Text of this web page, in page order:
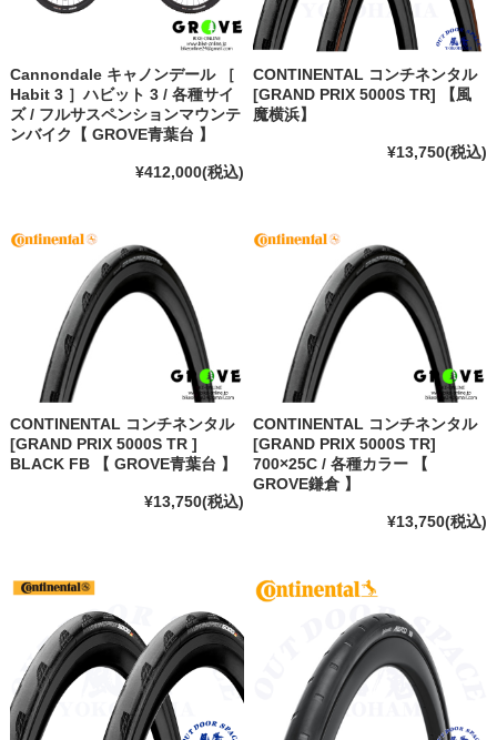
Cannondale キャノンデール ［
Habit 3 ］ハビット 3 / 各種サイ
ズ / フルサスペンションマウンテ
ンバイク【 GROVE青葉台 】
¥412,000(税込)
CONTINENTAL コンチネンタル
[GRAND PRIX 5000S TR] 【風
魔横浜】
¥13,750(税込)
CONTINENTAL コンチネンタル
[GRAND PRIX 5000S TR ]
BLACK FB 【 GROVE青葉台 】
¥13,750(税込)
CONTINENTAL コンチネンタル
[GRAND PRIX 5000S TR]
700×25C / 各種カラー 【
GROVE鎌倉 】
¥13,750(税込)